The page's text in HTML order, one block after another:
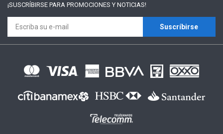
¡SUSCRÍBIRSE PARA PROMOCIONES Y NOTICIAS!
Suscríbirse